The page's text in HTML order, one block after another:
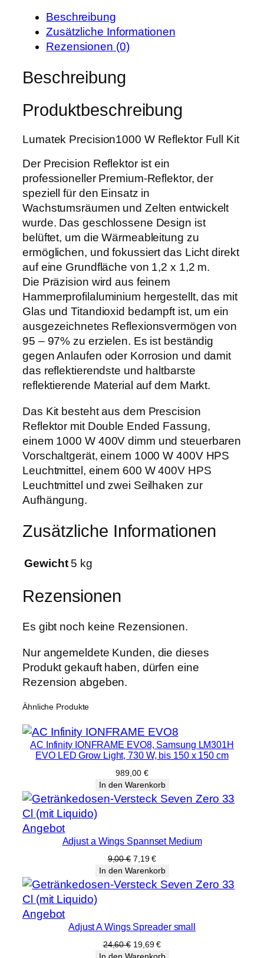
w
a
r
1
0
0
0
0
€
9
,
9
€
.
i
n
0
0
0
W
R
e
f
l
e
k
t
o
r
F
u
l
l
K
i
t
M
e
n
e
Beschreibung
Zusätzliche Informationen
Rezensionen (0)
Beschreibung
Produktbeschreibung
Lumatek Precision1000 W Reflektor Full Kit
Der Precision Reflektor ist ein
professioneller Premium-Reflektor, der
speziell für den Einsatz in
Wachstumsräumen und Zelten entwickelt
wurde. Das geschlossene Design ist
belüftet, um die Wärmeableitung zu
ermöglichen, und fokussiert das Licht direkt
auf eine Grundfläche von 1,2 x 1,2 m.
Die Präzision wird aus feinem
Hammerprofilaluminium hergestellt, das mit
Glas und Titandioxid bedampft ist, um ein
ausgezeichnetes Reflexionsvermögen von
95 – 97% zu erzielen. Es ist beständig
gegen Anlaufen oder Korrosion und damit
das reflektierendste und haltbarste
reflektierende Material auf dem Markt.
Das Kit besteht aus dem Prescision
Reflektor mit Double Ended Fassung,
einem 1000 W 400V dimm und steuerbaren
Vorschaltgerät, einem 1000 W 400V HPS
Leuchtmittel, einem 600 W 400V HPS
Leuchtmittel und zwei Seilhaken zur
Aufhängung.
Zusätzliche Informationen
Gewicht 5 kg
Rezensionen
Es gibt noch keine Rezensionen.
Nur angemeldete Kunden, die dieses
Produkt gekauft haben, dürfen eine
Rezension abgeben.
Ähnliche Produkte
AC Infinity IONFRAME EVO8, Samsung LM301H
EVO LED Grow Light, 730 W, bis 150 x 150 cm
989,00 €
In den Warenkorb
AngebotProdukt
im
Adjust a Wings Spannset Medium
9,00€ Ursprünglicher
Preis
war:
9,00 €
7,19€Aktueller
Preis
ist:
7,19 €.
In den Warenkorb
AngebotProdukt
im
Angebot
Adjust A Wings Spreader small
24,60€ Ursprünglicher
Preis
19,69€Aktueller
Preis